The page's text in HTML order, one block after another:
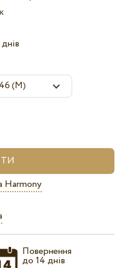
Harmony
Повернення
до 14 днів